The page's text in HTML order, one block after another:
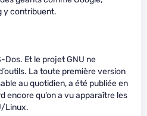
y contribuent.
Dos. Et le projet GNU ne
La toute première version
au quotidien, a été publiée en
encore qu’on a vu apparaître les
Linux.